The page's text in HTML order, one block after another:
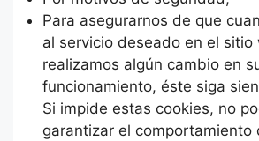
Para asegurarnos de que
al servicio deseado en el sitio
realizamos algún cambio en
funcionamiento, éste siga
Si impide estas cookies, no
garantizar el comportamiento